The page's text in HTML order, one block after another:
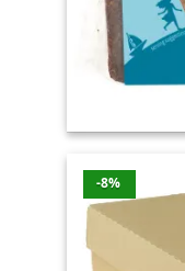
-8%